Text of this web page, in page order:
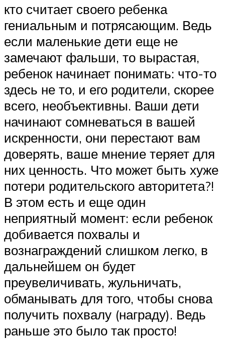
кто считает своего ребенка
гениальным и потрясающим. Ведь
если маленькие дети еще не
замечают фальши, то вырастая,
ребенок начинает понимать: что-то
здесь не то, и его родители, скорее
всего, необъективны. Ваши дети
начинают сомневаться в вашей
искренности, они перестают вам
доверять, ваше мнение теряет для
них ценность. Что может быть хуже
потери родительского авторитета?!
В этом есть и еще один
неприятный момент: если ребенок
добивается похвалы и
вознаграждений слишком легко, в
дальнейшем он будет
преувеличивать, жульничать,
обманывать для того, чтобы снова
получить похвалу (награду). Ведь
раньше это было так просто!